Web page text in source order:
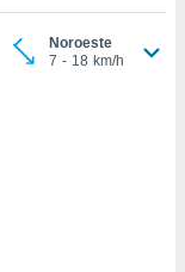
Noroeste
7 - 18 km/h